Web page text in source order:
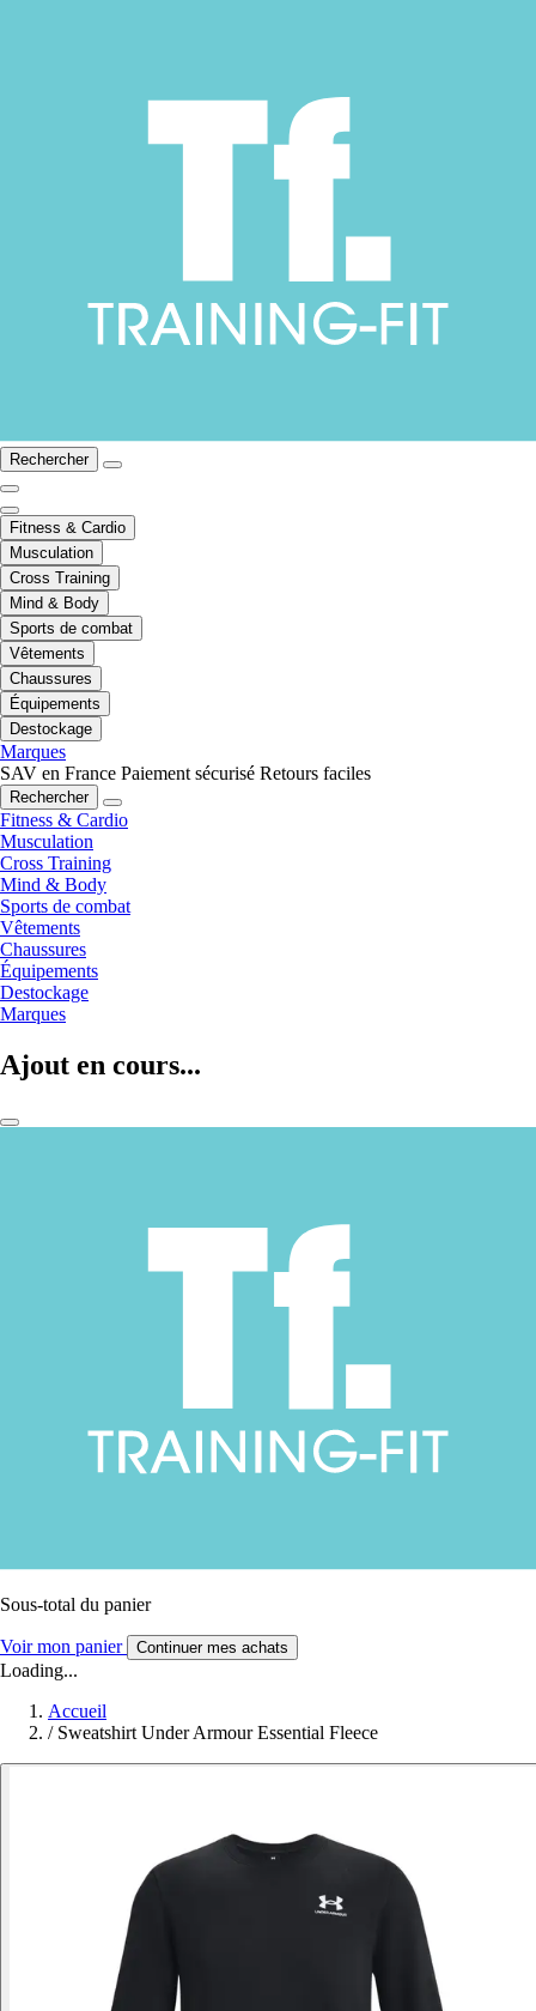
Rechercher
Fitness & Cardio
Musculation
Cross Training
Mind & Body
Sports de combat
Vêtements
Chaussures
Équipements
Destockage
Marques
SAV en France Paiement sécurisé Retours faciles
Rechercher
Fitness & Cardio
Musculation
Cross Training
Mind & Body
Sports de combat
Vêtements
Chaussures
Équipements
Destockage
Marques
Ajout en cours...
Sous-total du panier
Voir mon panier Continuer mes achats
Loading...
Accueil
/ Sweatshirt Under Armour Essential Fleece